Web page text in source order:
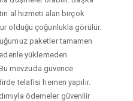
al hizmeti alan birçok
olduğu çoğunlukla görülür.
paketler tamamen
yüklemeden
mevzuda güvence
telafisi hemen yapılır.
ödemeler güvenilir